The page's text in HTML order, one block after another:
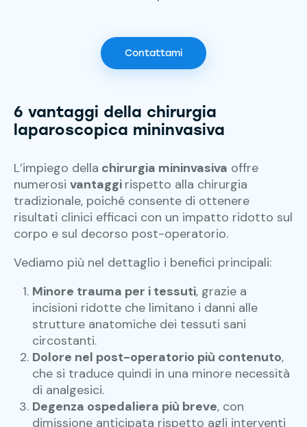
Contattami
6 vantaggi della chirurgia
laparoscopica mininvasiva
L’impiego della chirurgia mininvasiva offre
numerosi vantaggi rispetto alla chirurgia
tradizionale, poiché consente di ottenere
risultati clinici efficaci con un impatto ridotto sul
corpo e sul decorso post-operatorio.
Vediamo più nel dettaglio i benefici principali:
Minore trauma per i tessuti, grazie a
incisioni ridotte che limitano i danni alle
strutture anatomiche dei tessuti sani
circostanti.
Dolore nel post-operatorio più contenuto,
che si traduce quindi in una minore necessità
di analgesici.
Degenza ospedaliera più breve, con
dimissione anticipata rispetto agli interventi